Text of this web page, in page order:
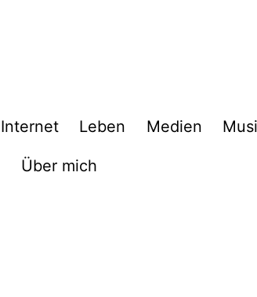
Internet Leben Medien
Über mich